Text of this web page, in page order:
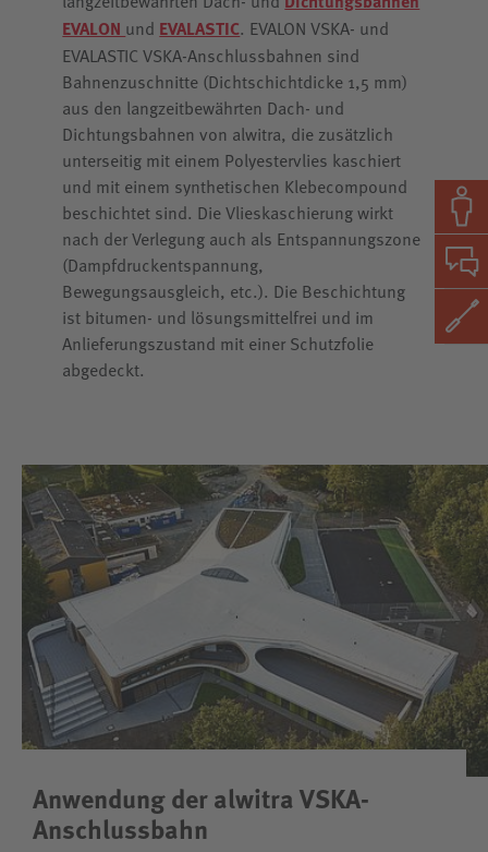
EVALON und EVALASTIC. EVALON VSKA- und
EVALASTIC VSKA-Anschlussbahnen sind
Bahnenzuschnitte (Dichtschichtdicke 1,5 mm)
aus den langzeitbewährten Dach- und
Dichtungsbahnen von alwitra, die zusätzlich
unterseitig mit einem Polyestervlies kaschiert
und mit einem synthetischen Klebecompound
beschichtet sind. Die Vlieskaschierung wirkt
nach der Verlegung auch als Entspannungszone
(Dampfdruckentspannung,
Bewegungsausgleich, etc.). Die Beschichtung
ist bitumen- und lösungsmittelfrei und im
Anlieferungszustand mit einer Schutzfolie
abgedeckt.
Anwendung der alwitra VSKA-
Anschlussbahn